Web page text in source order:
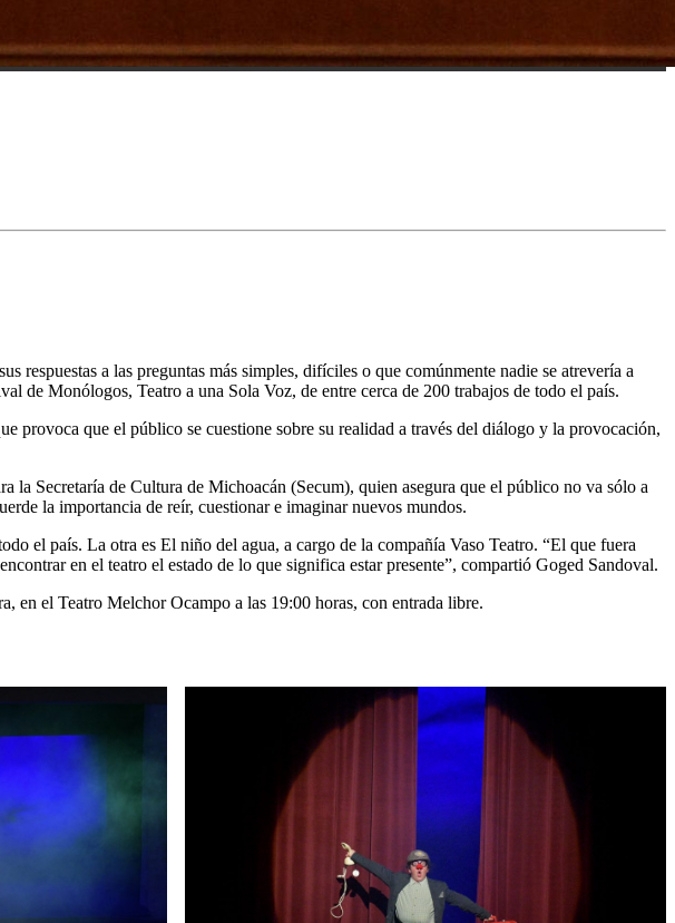
respuestas a las preguntas más simples, difíciles o que comúnmente nadie se atrevería a
de Monólogos, Teatro a una Sola Voz, de entre cerca de 200 trabajos de todo el país.
provoca que el público se cuestione sobre su realidad a través del diálogo y la provocación,
la Secretaría de Cultura de Michoacán (Secum), quien asegura que el público no va sólo a
la importancia de reír, cuestionar e imaginar nuevos mundos.
el país. La otra es El niño del agua, a cargo de la compañía Vaso Teatro. “El que fuera
en el teatro el estado de lo que significa estar presente”, compartió Goged Sandoval.
en el Teatro Melchor Ocampo a las 19:00 horas, con entrada libre.